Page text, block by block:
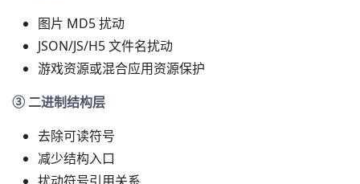
图片 MD5 扰动
JSON/JS/H5 文件名扰动
游戏资源或混合应用资源保护
③ 二进制结构层
去除可读符号
减少结构入口